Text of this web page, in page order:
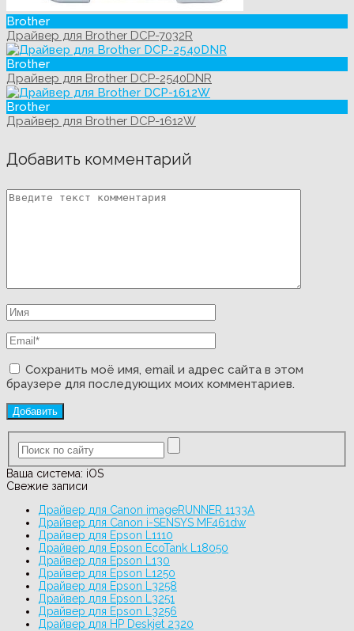
Brother
Драйвер для Brother DCP-7032R
Brother
Драйвер для Brother DCP-2540DNR
Brother
Драйвер для Brother DCP-1612W
Добавить комментарий
Сохранить моё имя, email и адрес сайта в этом
браузере для последующих моих комментариев.
Ваша система: iOS
Свежие записи
Драйвер для Canon imageRUNNER 1133A
Драйвер для Canon i-SENSYS MF461dw
Драйвер для Epson L1110
Драйвер для Epson EcoTank L18050
Драйвер для Epson L130
Драйвер для Epson L1250
Драйвер для Epson L3258
Драйвер для Epson L3251
Драйвер для Epson L3256
Драйвер для HP Deskjet 2320